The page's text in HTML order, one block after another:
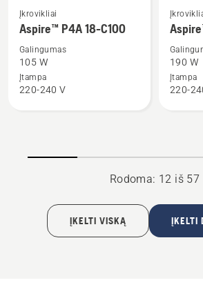
Žiūrėti
daugiau
apie
Aspire™
P4A
Įkrovikliai
Aspire™ P4A 18-C100
Galingumas
105 W
Įtampa
220-240 V
Žiūrėti
daugiau
apie
Aspire™
P4A
190 W
Įtampa
220-
Rodoma: 12 iš 57
ĮKELTI VISKĄ ĮKELTI